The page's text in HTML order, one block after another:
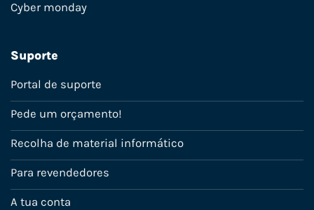
Cyber monday
Suporte
Portal de suporte
Pede um orçamento!
Recolha de material informático
Para revendedores
A tua conta